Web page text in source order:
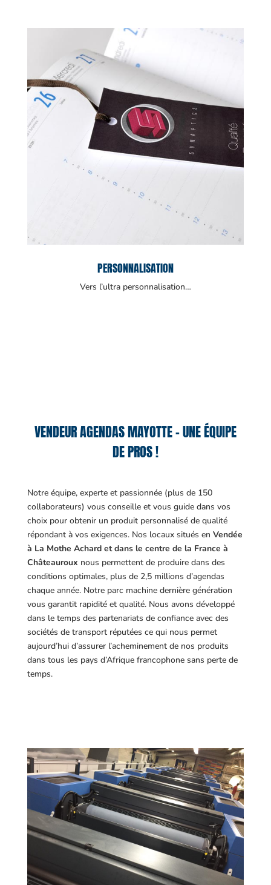
PERSONNALISATION
Vers l’ultra personnalisation…
VENDEUR AGENDAS MAYOTTE – UNE ÉQUIPE
DE PROS !
Notre équipe, experte et passionnée (plus de 150
collaborateurs) vous conseille et vous guide dans vos
choix pour obtenir un produit personnalisé de qualité
répondant à vos exigences. Nos locaux situés en Vendée
à La Mothe Achard et dans le centre de la France à
Châteauroux nous permettent de produire dans des
conditions optimales, plus de 2,5 millions d’agendas
chaque année. Notre parc machine dernière génération
vous garantit rapidité et qualité. Nous avons développé
dans le temps des partenariats de confiance avec des
sociétés de transport réputées ce qui nous permet
aujourd’hui d’assurer l’acheminement de nos produits
dans tous les pays d’Afrique francophone sans perte de
temps.